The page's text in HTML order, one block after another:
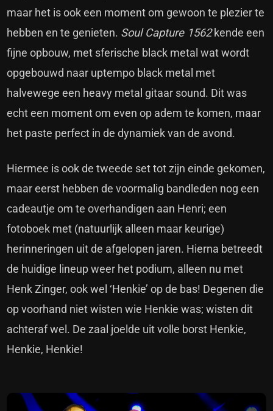
maar het is ook een moment om gewoon te plezier te
hebben en te genieten. Soul Capture 1562kende een
fijne opbouw, met sferische black metal wat wordt
opgebouwd naar uptempo black metal met
halvewege een heavy metal gitaar sound. Dit was
echt een moment om even op adem te komen, maar
het paste perfect in de dynamiek van de avond.
Hiermee is ook de tweede set tot zijn einde gekomen,
maar eerst hebben de voormalig bandleden nog een
cadeautje om te overhandigen aan Henri; een
fotoboek met (natuurlijk alleen maar keurige)
herinneringen uit de afgelopen jaren. Hierna betreedt
de huidige lineup weer het podium, alleen nu met
Henk Zinger, ook wel ‘Henkie’ op de bas! Degenen die
op voorhand niet wisten wie Henkie was; wisten dit
achteraf wel. De zaal joelde uit volle borst Henkie,
Henkie, Henkie!